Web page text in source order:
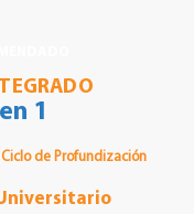
1
Ciclo de Profundización